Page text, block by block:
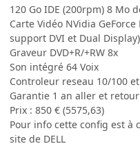
120 Go IDE (200rpm) 8 Mo
Carte Vidéo NVidia GeForce
support DVI et Dual Display)
Graveur DVD+R/+RW 8x
Son intégré 64 Voix
Controleur reseau 10/100
Garantie 1 an aller et
Prix : 850 € (5575,63)
Pour info cette config est à
site de DELL